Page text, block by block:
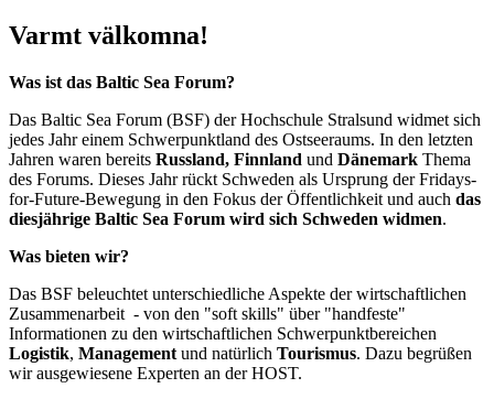
Varmt väl­kom­na!
Was ist das Baltic Sea Forum?
Das Baltic Sea Forum (BSF) der Hochschule Stralsund widmet sich
jedes Jahr einem Schwerpunktland des Ostseeraums. In den letzten
Jahren waren bereits Russland, Finnland und Dänemark Thema
des Forums. Dieses Jahr rückt Schweden als Ursprung der Fridays-
for-Future-Bewegung in den Fokus der Öffentlichkeit und auch das
diesjährige Baltic Sea Forum wird sich Schweden widmen.
Was bieten wir?
Das BSF beleuchtet unterschiedliche Aspekte der wirtschaftlichen
Zusammenarbeit - von den "soft skills" über "handfeste"
Informationen zu den wirtschaftlichen Schwerpunktbereichen
Logistik, Management und natürlich Tourismus. Dazu begrüßen
wir ausgewiesene Experten an der HOST.